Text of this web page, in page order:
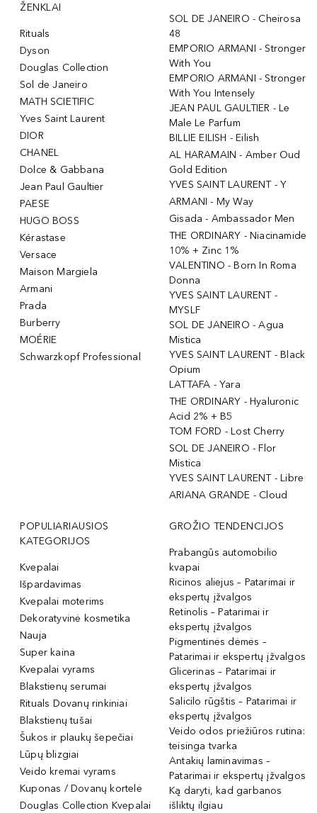
ŽENKLAI
Rituals
Dyson
Douglas Collection
Sol de Janeiro
MATH SCIETIFIC
Yves Saint Laurent
DIOR
CHANEL
Dolce & Gabbana
Jean Paul Gaultier
PAESE
HUGO BOSS
Kérastase
Versace
Maison Margiela
Armani
Prada
Burberry
MOÉRIE
Schwarzkopf Professional
SOL DE JANEIRO - Cheirosa
48
EMPORIO ARMANI - Stronger
With You
EMPORIO ARMANI - Stronger
With You Intensely
JEAN PAUL GAULTIER - Le
Male Le Parfum
BILLIE EILISH - Eilish
AL HARAMAIN - Amber Oud
Gold Edition
YVES SAINT LAURENT - Y
ARMANI - My Way
Gisada - Ambassador Men
THE ORDINARY - Niacinamide
10% + Zinc 1%
VALENTINO - Born In Roma
Donna
YVES SAINT LAURENT -
MYSLF
SOL DE JANEIRO - Agua
Mistica
YVES SAINT LAURENT - Black
Opium
LATTAFA - Yara
THE ORDINARY - Hyaluronic
Acid 2% + B5
TOM FORD - Lost Cherry
SOL DE JANEIRO - Flor
Mistica
YVES SAINT LAURENT - Libre
ARIANA GRANDE - Cloud
POPULIARIAUSIOS
KATEGORIJOS
Kvepalai
Išpardavimas
Kvepalai moterims
Dekoratyvinė kosmetika
Nauja
Super kaina
Kvepalai vyrams
Blakstienų serumai
Rituals Dovanų rinkiniai
Blakstienų tušai
Šukos ir plaukų šepečiai
Lūpų blizgiai
Veido kremai vyrams
Kuponas / Dovanų kortelė
Douglas Collection Kvepalai
GROŽIO TENDENCIJOS
Prabangūs automobilio
kvapai
Ricinos aliejus – Patarimai ir
ekspertų įžvalgos
Retinolis – Patarimai ir
ekspertų įžvalgos
Pigmentinės dėmės –
Patarimai ir ekspertų įžvalgos
Glicerinas – Patarimai ir
ekspertų įžvalgos
Salicilo rūgštis – Patarimai ir
ekspertų įžvalgos
Veido odos priežiūros rutina:
teisinga tvarka
Antakių laminavimas –
Patarimai ir ekspertų įžvalgos
Ką daryti, kad garbanos
išliktų ilgiau